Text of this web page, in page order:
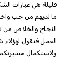
قليلة هي عبارات
ما لديهم من حب
النجاح والخلاص من
العمل فنقول
ولاستكمال